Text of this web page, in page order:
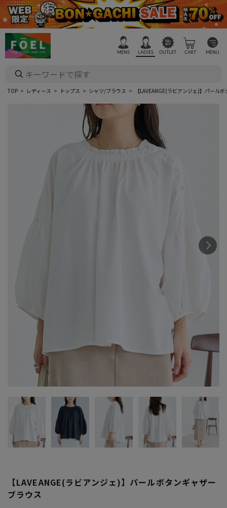
MENS LADIES OUTLET CART MENU
TOP レディース トップス シャツ/ブラウス 【LAVEANGE(ラビアンジェ)】パール
【LAVEANGE(ラビアンジェ)】パールボタンギャザー
ブラウス